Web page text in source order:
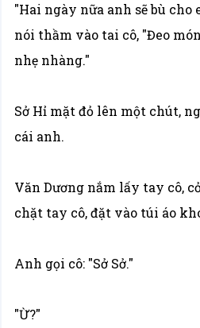
"Hai ngày nữa anh sẽ bù cho
nói thầm vào tai cô, "Đeo
nhẹ nhàng."
Sở Hỉ mặt đỏ lên một chút,
cái anh.
Văn Dương nắm lấy tay cô,
chặt tay cô, đặt vào túi áo
Anh gọi cô: "Sở Sở."
"Ừ?"